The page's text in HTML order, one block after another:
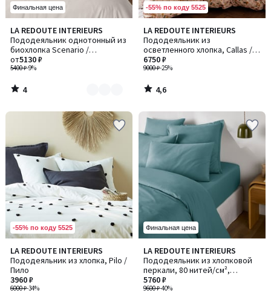
Финальная цена
LA REDOUTE INTERIEURS
Пододеяльник однотонный из
биохлопка Scenario /
Сценарио
5400 ₽-9%
от5130 ₽
4
/
5
Количество
цветов:
2
4
/
-55% по коду 5525
LA REDOUTE INTERIEURS
Пододеяльник из
осветленного хлопка, Callas /
Каллас
9000 ₽-25%
6750 ₽
4,6
/ 5
4,6
/
-55% по коду 5525
LA REDOUTE INTERIEURS
Пододеяльник из хлопка, Pilo /
Пило
6000 ₽-34%
3960 ₽
Финальная цена
LA REDOUTE INTERIEURS
Пододеяльник из хлопковой
перкали, 80 нитей/см²,
Scenario / Сценарио
9600 ₽-40%
5760 ₽
4,2
/ 5
Количество
цветов:
2